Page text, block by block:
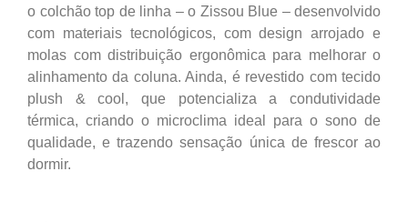
o colchão top de linha – o Zissou Blue – desenvolvido
com materiais tecnológicos, com design arrojado e
molas com distribuição ergonômica para melhorar o
alinhamento da coluna. Ainda, é revestido com tecido
plush & cool, que potencializa a condutividade
térmica, criando o microclima ideal para o sono de
qualidade, e trazendo sensação única de frescor ao
dormir.